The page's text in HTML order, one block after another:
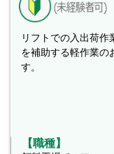
リフトでの入出荷作
を補助する軽作業の
す。
【職種】